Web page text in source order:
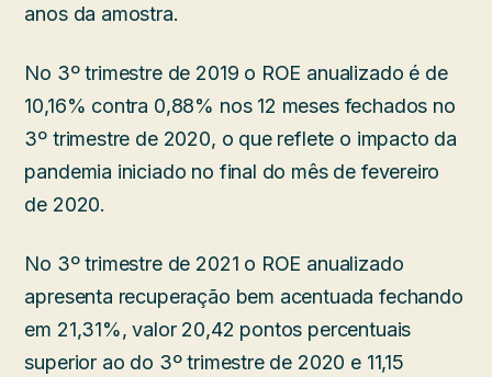
anos da amostra.
No 3º trimestre de 2019 o ROE anualizado é de
10,16% contra 0,88% nos 12 meses fechados no
3º trimestre de 2020, o que reflete o impacto da
pandemia iniciado no final do mês de fevereiro
de 2020.
No 3º trimestre de 2021 o ROE anualizado
apresenta recuperação bem acentuada fechando
em 21,31%, valor 20,42 pontos percentuais
superior ao do 3º trimestre de 2020 e 11,15